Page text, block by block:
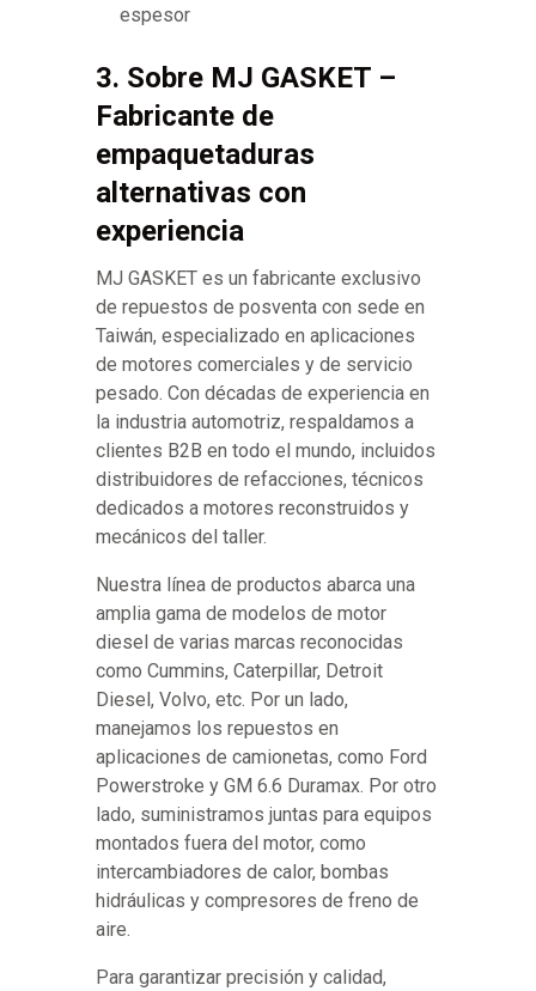
espesor
3. Sobre MJ GASKET –
Fabricante de
empaquetaduras
alternativas con
experiencia
MJ GASKET es un fabricante exclusivo
de repuestos de posventa con sede en
Taiwán, especializado en aplicaciones
de motores comerciales y de servicio
pesado. Con décadas de experiencia en
la industria automotriz, respaldamos a
clientes B2B en todo el mundo, incluidos
distribuidores de refacciones, técnicos
dedicados a motores reconstruidos y
mecánicos del taller.
Nuestra línea de productos abarca una
amplia gama de modelos de motor
diesel de varias marcas reconocidas
como Cummins, Caterpillar, Detroit
Diesel, Volvo, etc. Por un lado,
manejamos los repuestos en
aplicaciones de camionetas, como Ford
Powerstroke y GM 6.6 Duramax. Por otro
lado, suministramos juntas para equipos
montados fuera del motor, como
intercambiadores de calor, bombas
hidráulicas y compresores de freno de
aire.
Para garantizar precisión y calidad,